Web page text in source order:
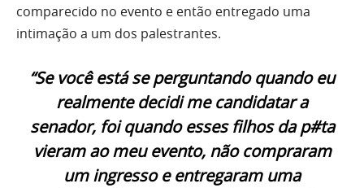
comparecido no evento e então entregado uma
intimação a um dos palestrantes.
“Se você está se perguntando quando eu
realmente decidi me candidatar a
senador, foi quando esses filhos da p#ta
vieram ao meu evento, não compraram
um ingresso e entregaram uma